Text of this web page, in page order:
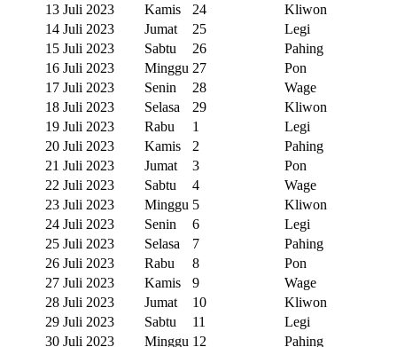
13 Juli 2023
Kamis 24
Kliwon
14 Juli 2023
Jumat 25
Legi
15 Juli 2023
Sabtu 26
Pahing
16 Juli 2023
Minggu 27
Pon
17 Juli 2023
Senin 28
Wage
18 Juli 2023
Selasa 29
Kliwon
19 Juli 2023
Rabu 1
Legi
20 Juli 2023
Kamis 2
Pahing
21 Juli 2023
Jumat 3
Pon
22 Juli 2023
Sabtu 4
Wage
23 Juli 2023
Minggu 5
Kliwon
24 Juli 2023
Senin 6
Legi
25 Juli 2023
Selasa 7
Pahing
26 Juli 2023
Rabu 8
Pon
27 Juli 2023
Kamis 9
Wage
28 Juli 2023
Jumat 10
Kliwon
29 Juli 2023
Sabtu 11
Legi
30 Juli 2023
Minggu 12 Pahing